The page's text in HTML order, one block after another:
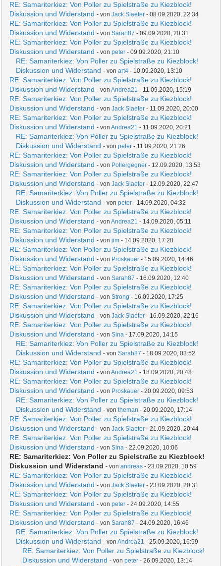
RE: Samariterkiez: Von Poller zu Spielstraße zu Kiezblock!
Diskussion und Widerstand - vonJack Slaeter - 08.09.2020, 22:34
RE: Samariterkiez: Von Poller zu Spielstraße zu Kiezblock!
Diskussion und Widerstand - vonSarah87 - 09.09.2020, 20:31
RE: Samariterkiez: Von Poller zu Spielstraße zu Kiezblock!
Diskussion und Widerstand - vonpeter - 09.09.2020, 21:10
RE: Samariterkiez: Von Poller zu Spielstraße zu Kiezblock!
Diskussion und Widerstand - vonart4 - 10.09.2020, 13:10
RE: Samariterkiez: Von Poller zu Spielstraße zu Kiezblock!
Diskussion und Widerstand - vonAndrea21 - 11.09.2020, 15:19
RE: Samariterkiez: Von Poller zu Spielstraße zu Kiezblock!
Diskussion und Widerstand - vonJack Slaeter - 11.09.2020, 20:00
RE: Samariterkiez: Von Poller zu Spielstraße zu Kiezblock!
Diskussion und Widerstand - vonAndrea21 - 11.09.2020, 20:21
RE: Samariterkiez: Von Poller zu Spielstraße zu Kiezblock!
Diskussion und Widerstand - vonpeter - 11.09.2020, 21:26
RE: Samariterkiez: Von Poller zu Spielstraße zu Kiezblock!
Diskussion und Widerstand - von Pollergegner - 12.09.2020, 13:53
RE: Samariterkiez: Von Poller zu Spielstraße zu Kiezblock!
Diskussion und Widerstand - vonJack Slaeter - 12.09.2020, 22:47
RE: Samariterkiez: Von Poller zu Spielstraße zu Kiezblock!
Diskussion und Widerstand - vonpeter - 14.09.2020, 04:32
RE: Samariterkiez: Von Poller zu Spielstraße zu Kiezblock!
Diskussion und Widerstand - vonAndrea21 - 14.09.2020, 05:11
RE: Samariterkiez: Von Poller zu Spielstraße zu Kiezblock!
Diskussion und Widerstand - vonjim - 14.09.2020, 17:20
RE: Samariterkiez: Von Poller zu Spielstraße zu Kiezblock!
Diskussion und Widerstand - von Proskauer - 15.09.2020, 14:46
RE: Samariterkiez: Von Poller zu Spielstraße zu Kiezblock!
Diskussion und Widerstand - vonSarah87 - 16.09.2020, 12:40
RE: Samariterkiez: Von Poller zu Spielstraße zu Kiezblock!
Diskussion und Widerstand - vonStrong - 16.09.2020, 17:25
RE: Samariterkiez: Von Poller zu Spielstraße zu Kiezblock!
Diskussion und Widerstand - vonJack Slaeter - 16.09.2020, 22:16
RE: Samariterkiez: Von Poller zu Spielstraße zu Kiezblock!
Diskussion und Widerstand - vonSina - 17.09.2020, 14:15
RE: Samariterkiez: Von Poller zu Spielstraße zu Kiezblock!
Diskussion und Widerstand - vonSarah87 - 18.09.2020, 03:52
RE: Samariterkiez: Von Poller zu Spielstraße zu Kiezblock!
Diskussion und Widerstand - vonAndrea21 - 18.09.2020, 20:48
RE: Samariterkiez: Von Poller zu Spielstraße zu Kiezblock!
Diskussion und Widerstand - von Proskauer - 20.09.2020, 09:53
RE: Samariterkiez: Von Poller zu Spielstraße zu Kiezblock!
Diskussion und Widerstand - vontheman - 20.09.2020, 17:14
RE: Samariterkiez: Von Poller zu Spielstraße zu Kiezblock!
Diskussion und Widerstand - vonJack Slaeter - 21.09.2020, 20:44
RE: Samariterkiez: Von Poller zu Spielstraße zu Kiezblock!
Diskussion und Widerstand - vonSina - 22.09.2020, 10:06
RE: Samariterkiez: Von Poller zu Spielstraße zu Kiezblock!
Diskussion und Widerstand - vonandreas - 23.09.2020, 10:59
RE: Samariterkiez: Von Poller zu Spielstraße zu Kiezblock!
Diskussion und Widerstand - vonJack Slaeter - 23.09.2020, 20:31
RE: Samariterkiez: Von Poller zu Spielstraße zu Kiezblock!
Diskussion und Widerstand - vonpeter - 24.09.2020, 14:55
RE: Samariterkiez: Von Poller zu Spielstraße zu Kiezblock!
Diskussion und Widerstand - vonSarah87 - 24.09.2020, 16:46
RE: Samariterkiez: Von Poller zu Spielstraße zu Kiezblock!
Diskussion und Widerstand - vonAndrea21 - 25.09.2020, 16:59
RE: Samariterkiez: Von Poller zu Spielstraße zu Kiezblock!
Diskussion und Widerstand - vonpeter - 26.09.2020, 13:14